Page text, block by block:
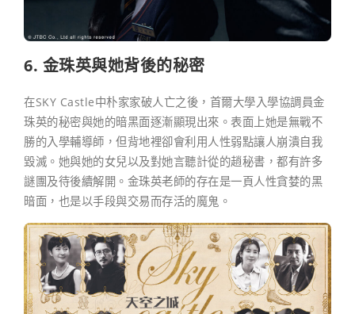
6. 金珠英與她背後的秘密
在SKY Castle中朴家家破人亡之後，首爾大學入學協調員金
珠英的秘密與她的暗黑面逐漸顯現出來。表面上她是無戰不
勝的入學輔導師，但背地裡卻會利用人性弱點讓人崩潰自我
毀滅。她與她的女兒以及對她言聽計從的趙秘書，都有許多
謎團及待後續解開。金珠英老師的存在是一頁人性貪婪的黑
暗面，也是以手段與交易而存活的魔鬼。